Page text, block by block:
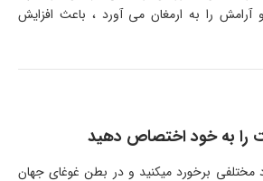
را به ارمغان می آورد ، باعث افزایش
مختلفی برخورد میکنید و در بطن غوغای جهان